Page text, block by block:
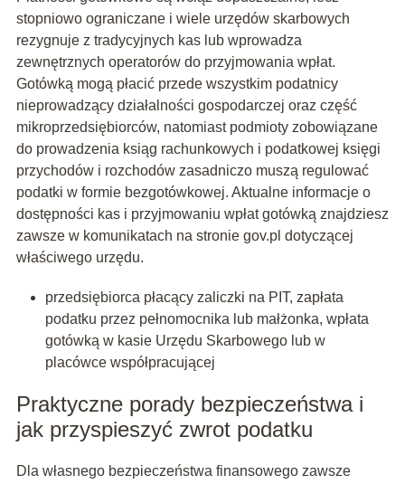
stopniowo ograniczane i wiele urzędów skarbowych
rezygnuje z tradycyjnych kas lub wprowadza
zewnętrznych operatorów do przyjmowania wpłat.
Gotówką mogą płacić przede wszystkim podatnicy
nieprowadzący działalności gospodarczej oraz część
mikroprzedsiębiorców, natomiast podmioty zobowiązane
do prowadzenia ksiąg rachunkowych i podatkowej księgi
przychodów i rozchodów zasadniczo muszą regulować
podatki w formie bezgotówkowej. Aktualne informacje o
dostępności kas i przyjmowaniu wpłat gotówką znajdziesz
zawsze w komunikatach na stronie gov.pl dotyczącej
właściwego urzędu.
przedsiębiorca płacący zaliczki na PIT, zapłata
podatku przez pełnomocnika lub małżonka, wpłata
gotówką w kasie Urzędu Skarbowego lub w
placówce współpracującej
Praktyczne porady bezpieczeństwa i
jak przyspieszyć zwrot podatku
Dla własnego bezpieczeństwa finansowego zawsze